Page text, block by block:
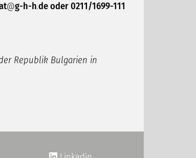
g-h-hdeoder 0211/1699-111
Republik Bulgarien in